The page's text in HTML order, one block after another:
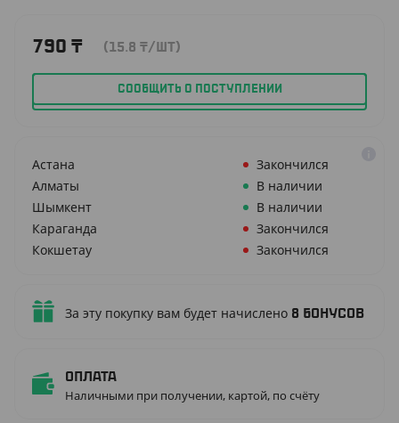
790 ₸ (15.8 ₸/ШТ)
СООБЩИТЬ О ПОСТУПЛЕНИИ
Астана
Закончился
Алматы
В наличии
Шымкент
В наличии
Караганда
Закончился
Кокшетау
Закончился
За эту покупку вам будет начислено 8 бонусов
Оплата
Наличными при получении, картой, по счёту